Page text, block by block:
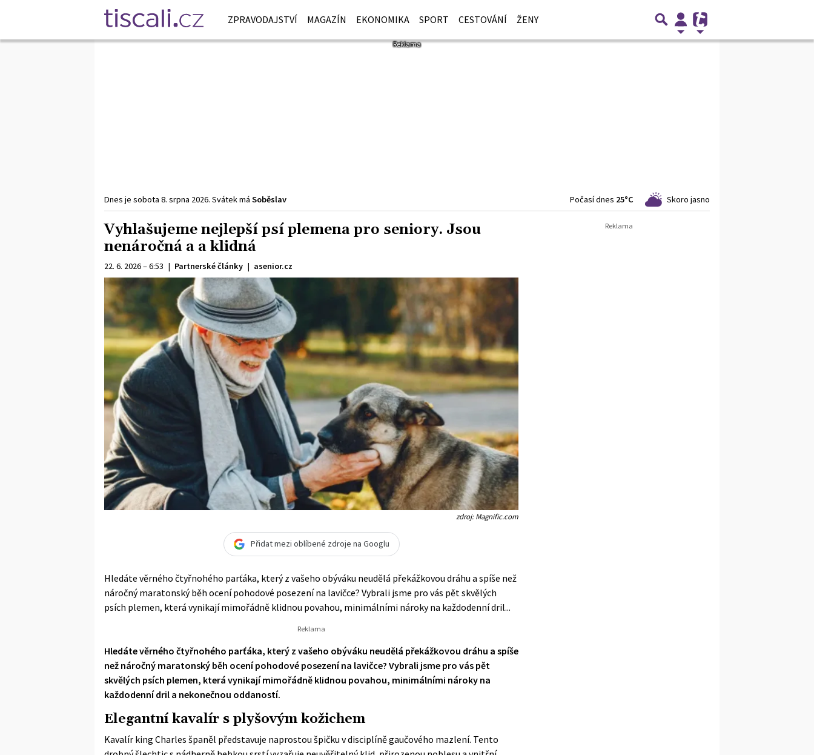
ZPRAVODAJSTVÍ MAGAZÍN EKONOMIKA SPORT CESTOVÁNÍ ŽENY
Dnes je sobota 8. srpna 2026. Svátek má Soběslav Počasí dnes 25°C Skoro jasno
Vyhlašujeme nejlepší psí plemena pro seniory. Jsou
nenáročná a a klidná
22. 6. 2026 – 6:53 | Partnerské články | asenior.cz
zdroj: Magnific.com
Přidat mezi oblíbené zdroje na Googlu
Hledáte věrného čtyřnohého parťáka, který z vašeho obýváku neudělá překážkovou dráhu a spíše než
náročný maratonský běh ocení pohodové posezení na lavičce? Vybrali jsme pro vás pět skvělých
psích plemen, která vynikají mimořádně klidnou povahou, minimálními nároky na každodenní dril...
Hledáte věrného čtyřnohého parťáka, který z vašeho obýváku neudělá překážkovou dráhu a spíše
než náročný maratonský běh ocení pohodové posezení na lavičce? Vybrali jsme pro vás pět
skvělých psích plemen, která vynikají mimořádně klidnou povahou, minimálními nároky na
každodenní dril a nekonečnou oddaností.
Elegantní kavalír s plyšovým kožichem
Kavalír king Charles španěl představuje naprostou špičku v disciplíně gaučového mazlení. Tento